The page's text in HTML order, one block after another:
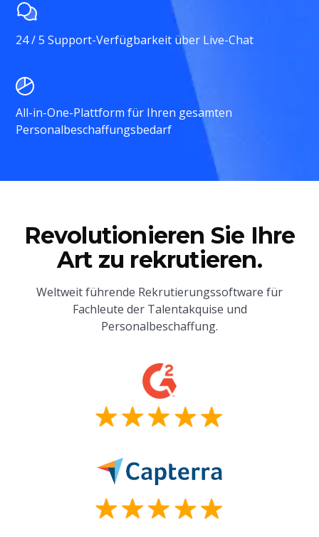
24 / 5 Support-Verfügbarkeit über Live-Chat
All-in-One-Plattform für Ihren gesamten
Personalbeschaffungsbedarf
Revolutionieren Sie Ihre
Art zu rekrutieren.
Weltweit führende Rekrutierungssoftware für
Fachleute der Talentakquise und
Personalbeschaffung.